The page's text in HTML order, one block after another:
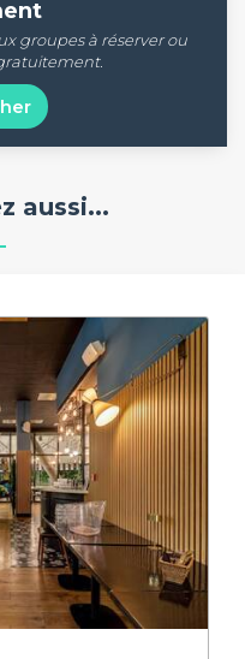
groupes à réserver ou
aussi...